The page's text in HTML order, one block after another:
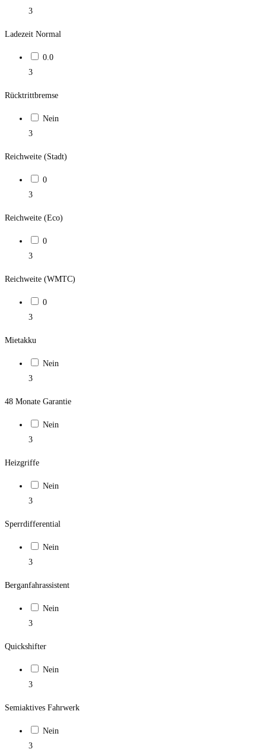
3
Ladezeit Normal
0.0
3
Rücktrittbremse
Nein
3
Reichweite (Stadt)
0
3
Reichweite (Eco)
0
3
Reichweite (WMTC)
0
3
Mietakku
Nein
3
48 Monate Garantie
Nein
3
Heizgriffe
Nein
3
Sperrdifferential
Nein
3
Berganfahrassistent
Nein
3
Quickshifter
Nein
3
Semiaktives Fahrwerk
Nein
3